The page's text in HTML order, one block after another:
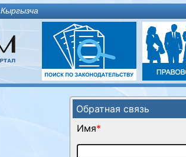
Кыргызча
Обратная связь
Имя*